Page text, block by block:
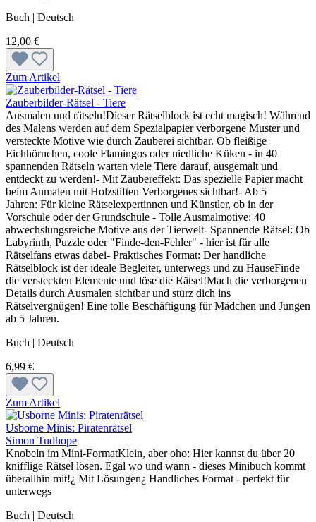
Buch | Deutsch
12,00 €
Zum Artikel
Zauberbilder-Rätsel - Tiere
Ausmalen und rätseln!Dieser Rätselblock ist echt magisch! Während
des Malens werden auf dem Spezialpapier verborgene Muster und
versteckte Motive wie durch Zauberei sichtbar. Ob fleißige
Eichhörnchen, coole Flamingos oder niedliche Küken - in 40
spannenden Rätseln warten viele Tiere darauf, ausgemalt und
entdeckt zu werden!- Mit Zaubereffekt: Das spezielle Papier macht
beim Anmalen mit Holzstiften Verborgenes sichtbar!- Ab 5
Jahren: Für kleine Rätselexpertinnen und Künstler, ob in der
Vorschule oder der Grundschule - Tolle Ausmalmotive: 40
abwechslungsreiche Motive aus der Tierwelt- Spannende Rätsel: Ob
Labyrinth, Puzzle oder "Finde-den-Fehler" - hier ist für alle
Rätselfans etwas dabei- Praktisches Format: Der handliche
Rätselblock ist der ideale Begleiter, unterwegs und zu HauseFinde
die versteckten Elemente und löse die Rätsel!Mach die verborgenen
Details durch Ausmalen sichtbar und stürz dich ins
Rätselvergnügen! Eine tolle Beschäftigung für Mädchen und Jungen
ab 5 Jahren.
Buch | Deutsch
6,99 €
Zum Artikel
Usborne Minis: Piratenrätsel
Simon Tudhope
Knobeln im Mini-FormatKlein, aber oho: Hier kannst du über 20
knifflige Rätsel lösen. Egal wo und wann - dieses Minibuch kommt
überallhin mit!¿ Mit Lösungen¿ Handliches Format - perfekt für
unterwegs
Buch | Deutsch